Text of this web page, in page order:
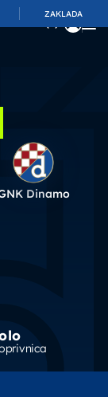
ZAKLADA
Dinamo